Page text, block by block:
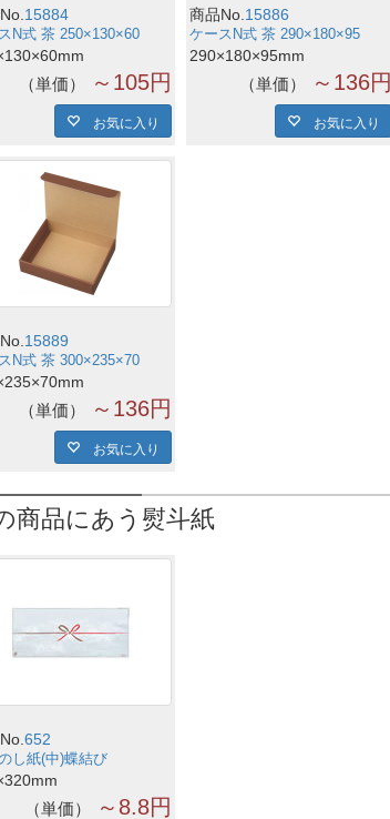
15884
N式 茶 250×130×60
単価 ～105円
お気に入り
商品No.15886
ケースN式 茶 290×180×95
290×180×95mm
単価 ～136円
お気に入り
15889
N式 茶 300×235×70
単価 ～136円
お気に入り
商品にあう熨斗紙
652
し紙(中)蝶結び
単価 ～8.8円